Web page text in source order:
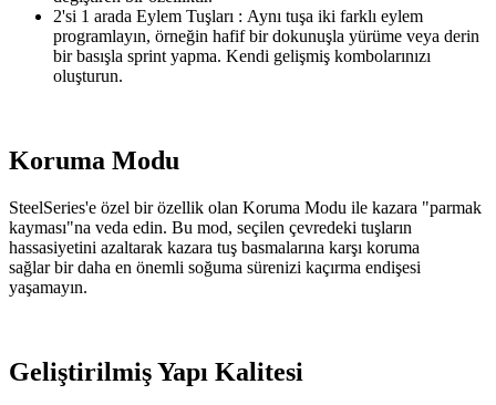
2'si 1 arada Eylem Tuşları : Aynı tuşa iki farklı eylem
programlayın, örneğin hafif bir dokunuşla yürüme veya derin
bir basışla sprint yapma. Kendi gelişmiş kombolarınızı
oluşturun.
Koruma Modu
SteelSeries'e özel bir özellik olan Koruma Modu ile kazara "parmak
kayması"na veda edin. Bu mod, seçilen çevredeki tuşların
hassasiyetini azaltarak kazara tuş basmalarına karşı koruma
sağlar bir daha en önemli soğuma sürenizi kaçırma endişesi
yaşamayın.
Geliştirilmiş Yapı Kalitesi